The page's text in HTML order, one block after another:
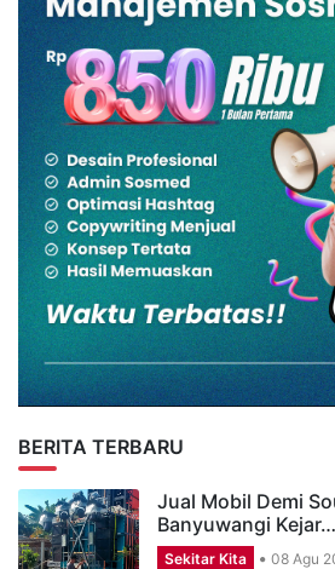
BERITA TERBARU
Jual Mobil Demi
Banyuwangi Kejar…
Sekitar Kita 08 Agu